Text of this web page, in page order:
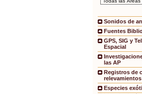
Sonidos de
Fuentes
GPS, SIG y
Espacial
las AP
Registros de
relevamientos
Especies